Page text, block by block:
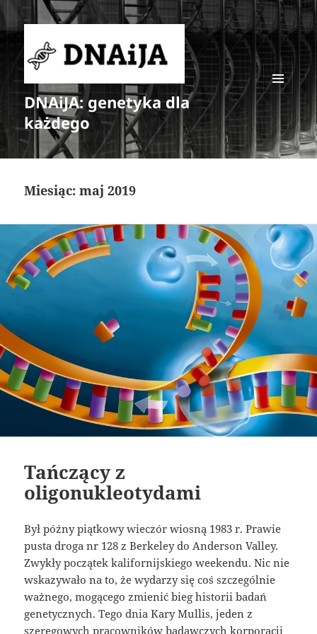
DNAiJA: genetyka dla
każdego
MENU
WIDGETY
Miesiąc:maj 2019
Tańczący z
oligonukleotydami
Był późny piątkowy wieczór wiosną 1983 r. Prawie
pusta droga nr 128 z Berkeley do Anderson Valley.
Zwykły początek kalifornijskiego weekendu. Nic nie
wskazywało na to, że wydarzy się coś szczególnie
ważnego, mogącego zmienić bieg historii badań
genetycznych. Tego dnia Kary Mullis, jeden z
szeregowych pracowników badawczych korporacji